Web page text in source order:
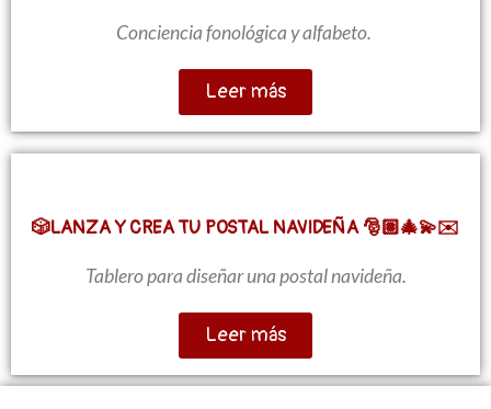
Conciencia fonológica y alfabeto.
Leer más
🎲LANZA Y CREA TU POSTAL NAVIDEÑA 🎅🏽🎄💫✉️
Tablero para diseñar una postal navideña.
Leer más